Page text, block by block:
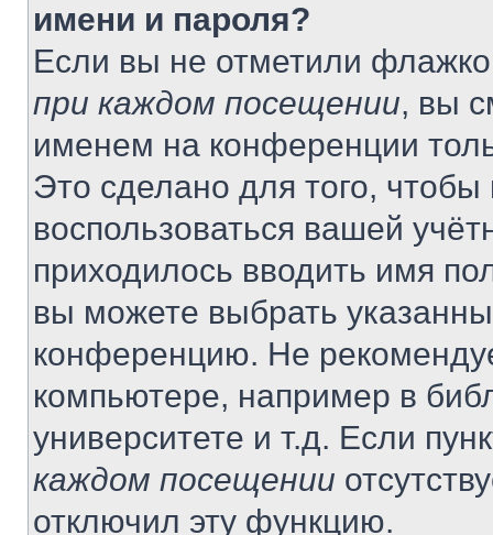
имени и пароля?
Если вы не отметили
при каждом посещении, вы
именем на конференции
Это сделано для того, чтобы
воспользоваться вашей
приходилось вводить имя
вы можете выбрать
конференцию. Не
компьютере, например в
университете и т.д. Если
каждом посещении
отключил эту функцию.